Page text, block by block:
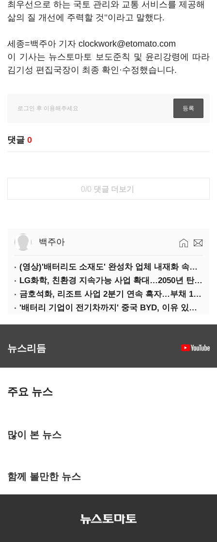
최우선으로 하는 국토 관리와 교통 서비스를 제공해
삶의 질 개선에 주력할 것"이라고 말했다.
세종=백주아 기자 clockwork@etomato.com
이 기사는 뉴스토마토 보도준칙 및 윤리강령에 따라
김기성 편집국장이 최종 확인·수정했습니다.
댓글 0
0/0 댓글 더보기
백주아
(영상)'배터리도 소재도' 완성차 업체 내재화 속도낸다
LG화학, 친환경 지속가능 사업 확대…2050년 탄소중립 달성
금호석화, 리조트 사업 2분기 연속 흑자…부채 170%↓
'배터리 기업이 전기차까지' 중국 BYD, 이유 있는 선전
뉴스리듬
주요 뉴스
많이 본 뉴스
함께 볼만한 뉴스